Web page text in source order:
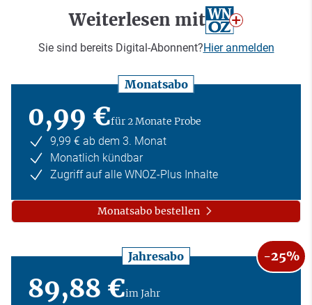
Weiterlesen mit
Sie sind bereits Digital-Abonnent?Hier anmelden
Monatsabo
0,99 €für 2 Monate Probe
9,99 € ab dem 3. Monat
Monatlich kündbar
Zugriff auf alle WNOZ-Plus Inhalte
Monatsabo bestellen
Jahresabo -25%
89,88 €im Jahr